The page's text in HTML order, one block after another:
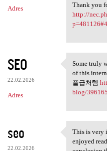
Adres
Thank you
http://
SEO
22.02.2026
Adres
Some
Some truly
of this
플급처템
blog/396165
seo
22.02.2026
This is
This is very
enjoyed